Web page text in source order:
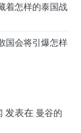
着怎样的泰国战
国会将引爆怎样
发表在 曼谷的